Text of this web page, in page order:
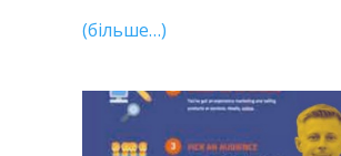
(більше…)